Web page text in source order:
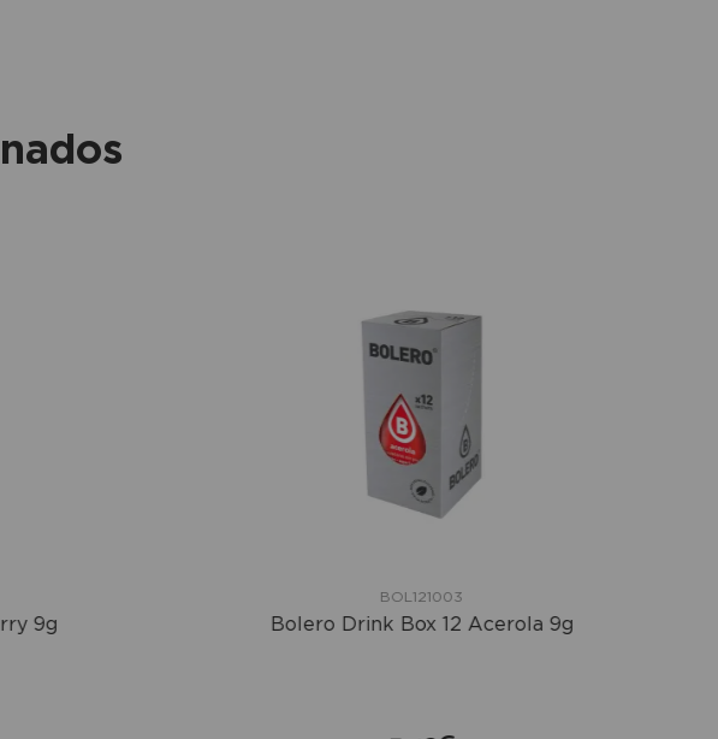
9g
BOL121003
Bolero Drink Box 12 Acerola 9g